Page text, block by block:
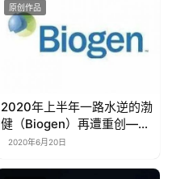
原创作品
2020年上半年一路水逆的渤
健（Biogen）再遭重创——
输掉了与Mylan专利之争
2020年6月20日